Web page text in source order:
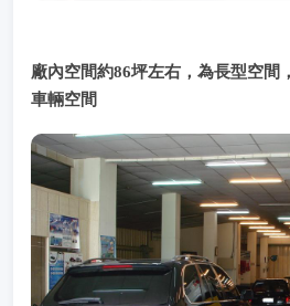
廠內空間約86坪左右，為長型空間
車輛空間